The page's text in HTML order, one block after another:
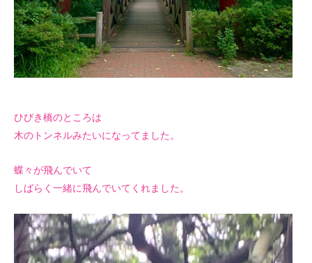
ひびき橋のところは
木のトンネルみたいになってました。
蝶々が飛んでいて
しばらく一緒に飛んでいてくれました。